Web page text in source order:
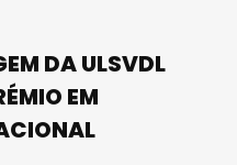
DA ULSVDL
EM